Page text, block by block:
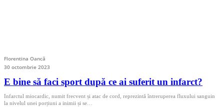
Florentina Oancă
30 octombrie 2023
E bine să faci sport după ce ai suferit un infarct?
Infarctul miocardic, numit frecvent și atac de cord, reprezintă întreruperea fluxului sanguin
la nivelul unei porțiuni a inimii și se…